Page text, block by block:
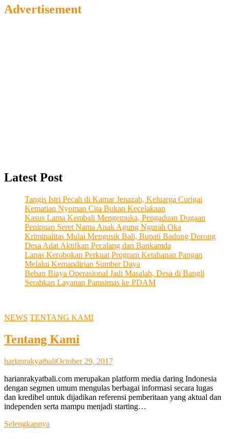
Advertisement
Latest Post
Tangis Istri Pecah di Kamar Jenazah, Keluarga Curigai
Kematian Nyoman Cita Bukan Kecelakaan
Kasus Lama Kembali Mengemuka, Pengaduan Dugaan
Penipuan Seret Nama Anak Agung Ngurah Oka
Kriminalitas Mulai Mengusik Bali, Bupati Badung Dorong
Desa Adat Aktifkan Pecalang dan Bankamda
Lapas Kerobokan Perkuat Program Ketahanan Pangan
Melalui Kemandirian Sumber Daya
Beban Biaya Operasional Jadi Masalah, Desa di Bangli
Serahkan Layanan Pamsimas ke PDAM
NEWS TENTANG KAMI
Tentang Kami
harianrakyatbaliOctober 29, 2017
harianrakyatbali.com merupakan platform media daring Indonesia
dengan segmen umum mengulas berbagai informasi secara lugas
dan kredibel untuk dijadikan referensi pemberitaan yang aktual dan
independen serta mampu menjadi starting…
Selengkapnya